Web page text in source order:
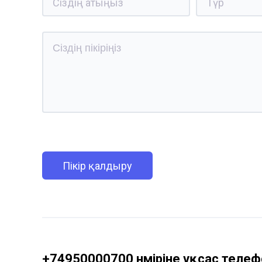
Пікір қалдыру
+74950000700 нөміріне ұқсас